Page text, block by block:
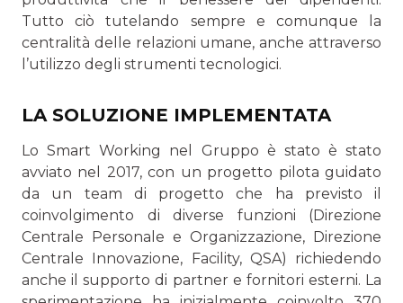
Tutto ciò tutelando sempre e comunque la
centralità delle relazioni umane, anche attraverso
l’utilizzo degli strumenti tecnologici.
LA SOLUZIONE IMPLEMENTATA
Lo Smart Working nel Gruppo è stato è stato
avviato nel 2017, con un progetto pilota guidato
da un team di pro­getto che ha previsto il
coinvolgimento di diverse funzioni (Direzione
Centrale Personale e Organizzazione, Direzione
Centrale Innovazione, Facility, QSA) richiedendo
anche il supporto di partner e fornitori esterni. La